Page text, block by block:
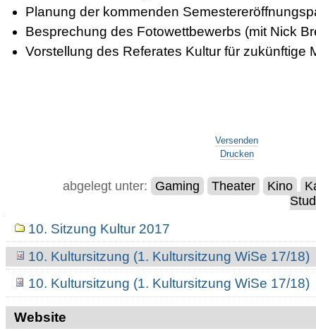
Planung der kommenden
Besprechung des Fotowettbewerbs (mit Nick
Vorstellung des Referates Kultur für zukünftige
Versenden
Drucken
abgelegt unter: Gaming Theater Kino
Navigation10. Sitzung Kultur 2017
10. Kultursitzung (1. Kultursitzung WiSe 17/18)
10. Kultursitzung (1. Kultursitzung WiSe 17/18)
Website